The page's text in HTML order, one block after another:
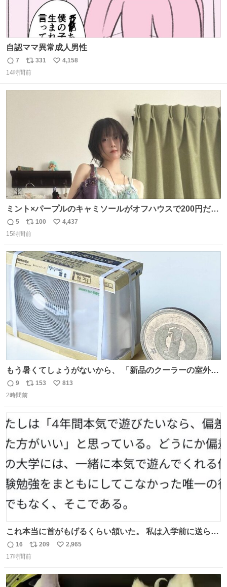
自認ママ異常成人男性
返
信
7
リ
ポ
331
い
4,158
14時間前
ミント×パープルのキャミソールがオフハウスで200円だっ
た♩
返
信
5
リ
ポ
ト
数
100
い
数
4,437
15時間前
もう暑くてしょうがないから、 「新品のクーラーの室外機
のミニチュア」 でも見ていってよ
返
信
9
リ
ポ
ト
数
153
い
数
813
2時間前
これ本当に首がもげるくらい頷いた。 私は入学前に送られ
てきた、大学のサークル紹介冊子を見た時点で終わりを感
じたので、女子大でもないくせに偏差値の高い大学のイン
た。 高偏差値に行けないならせめてそれくらいした方が予
返
信
16
リ
ポ
ト
209
い
数
2,965
17時間前